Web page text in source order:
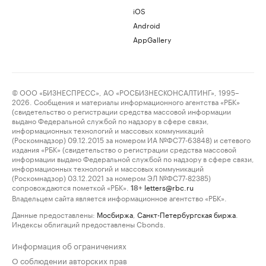
iOS
Android
AppGallery
© ООО «БИЗНЕСПРЕСС», АО «РОСБИЗНЕСКОНСАЛТИНГ», 1995–
2026. Сообщения и материалы информационного агентства «РБК»
(свидетельство о регистрации средства массовой информации
выдано Федеральной службой по надзору в сфере связи,
информационных технологий и массовых коммуникаций
(Роскомнадзор) 09.12.2015 за номером ИА №ФС77-63848) и сетевого
издания «РБК» (свидетельство о регистрации средства массовой
информации выдано Федеральной службой по надзору в сфере связи,
информационных технологий и массовых коммуникаций
(Роскомнадзор) 03.12.2021 за номером ЭЛ №ФС77-82385)
сопровождаются пометкой «РБК».
18+ letters@rbc.ru
Владельцем сайта является информационное агентство «РБК».
Данные предоставлены: Мосбиржа Санкт-Петербургская биржа
Индексы облигаций предоставлены Cbonds.
Информация об ограничениях
О соблюдении авторских прав